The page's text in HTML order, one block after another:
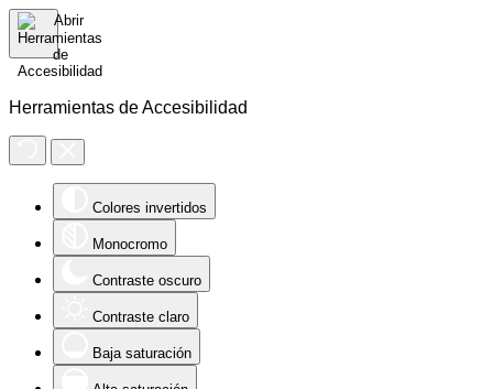
Herramientas de Accesibilidad
Colores invertidos
Monocromo
Contraste oscuro
Contraste claro
Baja saturación